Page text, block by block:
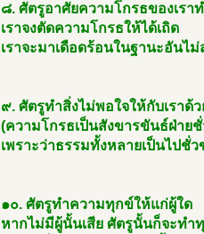
๘. ศัตรูอาศัยความโกรธของเรา
เราจงตัดความโกรธให้ได้เถิด
เราจะมาเดือดร้อนในฐานะอันไ
๙. ศัตรูทำสิ่งไม่พอใจให้กับเราด้
(ความโกรธเป็นสังขารขันธ์ฝ่ายชั่
เพราะว่าธรรมทั้งหลายเป็นไปชั่
๑๐. ศัตรูทำความทุกข์ให้แก่ผู้ใด
หากไม่มีผู้นั้นเสีย ศัตรูนั้นก็จะทำ